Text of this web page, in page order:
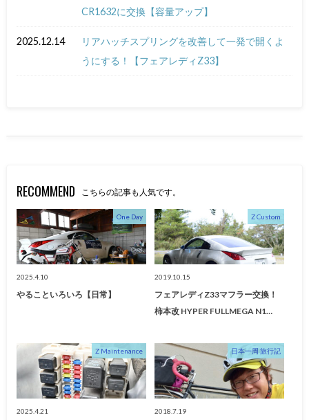
CR1632に交換【容量アップ】
2025.12.14
リアハッチスプリングを改善して一発で開くよ
うにする！【フェアレディZ33】
RECOMMEND こちらの記事も人気です。
One Day
2025.4.10
やることいろいろ【日常】
Z Custom
2019.10.15
フェアレディZ33マフラー交換！
柿本改 HYPER FULLMEGA N1…
Z Maintenance
2025.4.21
日本一周 旅行記
2018.7.19